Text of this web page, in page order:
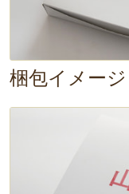
高野養魚
ライやム
食べられま
要なため
梱包イメージ